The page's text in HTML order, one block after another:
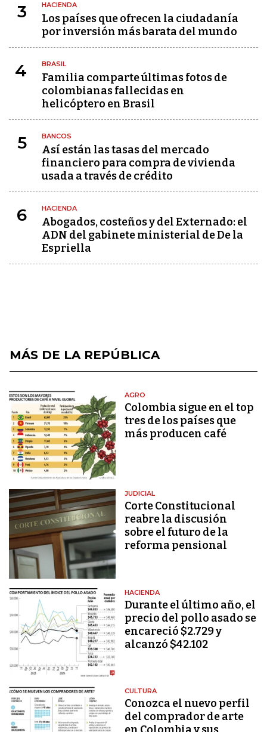
3 HACIENDA
Los países que ofrecen la ciudadanía
por inversión más barata del mundo
4 BRASIL
Familia comparte últimas fotos de
colombianas fallecidas en
helicóptero en Brasil
5 BANCOS
Así están las tasas del mercado
financiero para compra de vivienda
usada a través de crédito
6 HACIENDA
Abogados, costeños y del Externado: el
ADN del gabinete ministerial de De la
Espriella
MÁS DE LA REPÚBLICA
AGRO
Colombia sigue en el top
tres de los países que
más producen café
JUDICIAL
Corte Constitucional
reabre la discusión
sobre el futuro de la
reforma pensional
HACIENDA
Durante el último año, el
precio del pollo asado se
encareció $2.729 y
alcanzó $42.102
CULTURA
Conozca el nuevo perfil
del comprador de arte